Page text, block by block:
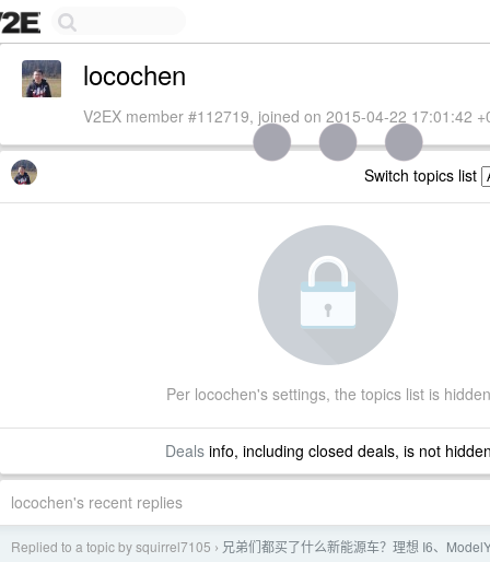
locochen
V2EX member #112719, joined on 2015-04-22 17:01:42
Switch topics list
Per locochen's settings, the topics list is hidden
Dealsinfo, including closed deals, is not
locochen's recent replies
Replied to a topic by squirrel7105 › 兄弟们都买了什么新能源车？理想 I6、